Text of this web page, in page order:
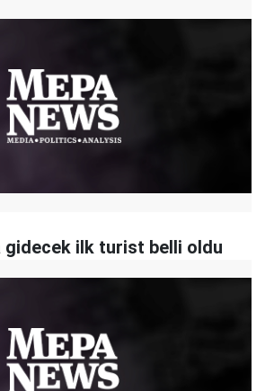
gidecek ilk turist belli oldu